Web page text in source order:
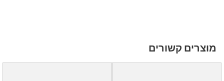
מוצרים קשורים